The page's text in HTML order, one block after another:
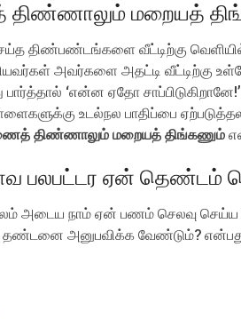
மறையத்
திண்பண்டங்களை வீட்டிற்கு வெளியில்
அவர்களை அதட்டி வீட்டிற்கு
‘என்ன ஏதோ
உடல்நல பாதிப்பை
திண்ணாலும் மறையத் திங்கணும்
பலபட்டர ஏன் தெண்டம்
அடைய நாம் ஏன் பணம் செலவு
தண்டனை அனுபவிக்க வேண்டும்?